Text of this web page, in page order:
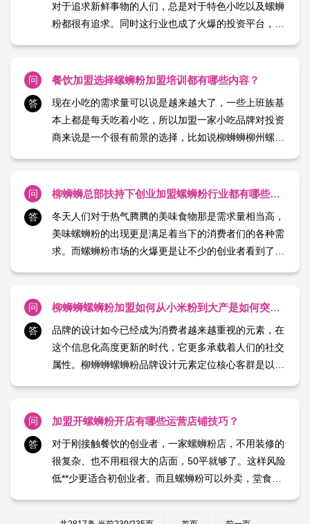
对于追求新鲜事物的人们，总是对于特色小吃以及螺蛳
粉都很有追求。同时这行业也成了火爆的投资平台，那
大小要求并不高，只需要几十平米左右即可。*主要的
问
答
餐饮加盟选择螺蛳粉加盟培训都有哪些内容？
现在小吃的需求量可以说是越来越大了，一些上班族基
本上都是每天吃着小吃，所以加盟一家小吃品牌对投资
商来说是一个很有前景的选择，比如说柳蛳蛳柳州螺蛳
蛳柳州螺蛳粉是一家主营柳州螺蛳粉的餐饮品牌店，近
问
答
柳蛳蛳总部扶持下创业加盟螺蛳粉行业都有哪些步骤？
冬天人们对于热气腾腾的美味食物那是需求量相当高，
美味螺蛳粉的出现更是满足着当下的消费者们的各种需
求。而螺蛳粉市场的火爆更是让不少的创业者看到了相
中，各种美味的螺蛳粉种类满足着当前消费者们的对于
问
答
柳蛳蛳螺蛳粉加盟如何从小米粉到大产是如何突出重围的？
品牌的设计如今已经成为消费者越来越重视的元素，在
这个信息化高度更新的时代，它更多承载着人们的社交
属性。柳蛳蛳螺蛳粉品牌设计元素定位核心客群是以90
设也相对来说比较多元，柳蛳蛳螺蛳粉品牌在IP角色塑
问
答
加盟开螺蛳粉开店有哪些运营店铺技巧？
对于刚接触餐饮的创业者，一家螺蛳粉店，不用装修的
很复杂、也不用租很大的店面，50平就够了。这样风险
低**少更适合初创业者。而且螺蛳粉可以外卖，堂食，